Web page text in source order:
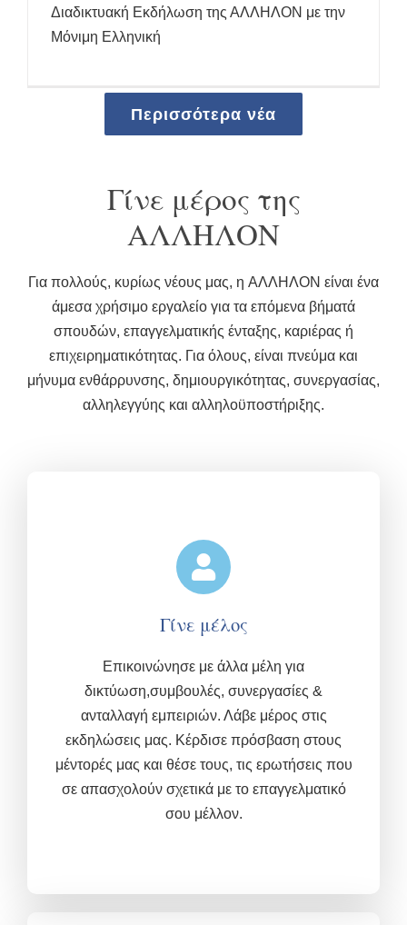
Διαδικτυακή Εκδήλωση της ΑΛΛΗΛΟΝ με την
Μόνιμη Ελληνική
Περισσότερα νέα
Γίνε μέρος της
ΑΛΛΗΛΟΝ
Για πολλούς, κυρίως νέους μας, η AΛΛΗΛΟΝ είναι ένα
άμεσα χρήσιμο εργαλείο για τα επόμενα βήματά
σπουδών, επαγγελματικής ένταξης, καριέρας ή
επιχειρηματικότητας. Για όλους, είναι πνεύμα και
μήνυμα ενθάρρυνσης, δημιουργικότητας, συνεργασίας,
αλληλεγγύης και αλληλοϋποστήριξης.
Γίνε μέλος
Επικοινώνησε με άλλα μέλη για
δικτύωση,συμβουλές, συνεργασίες &
ανταλλαγή εμπειριών. Λάβε μέρος στις
εκδηλώσεις μας. Κέρδισε πρόσβαση στους
μέντορές μας και θέσε τους, τις ερωτήσεις που
σε απασχολούν σχετικά με το επαγγελματικό
σου μέλλον.